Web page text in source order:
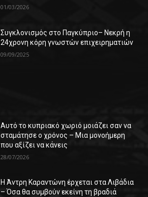
01/03/2026
Συγκλονισμός στο Παγκύπριο– Νεκρή η
24χρονη κόρη γνωστών επιχειρηματιών
09/09/2025
Αυτό το κυπριακό χωριό μοιάζει σαν να
σταμάτησε ο χρόνος – Μια μονοήμερη
που αξίζει να κάνεις
28/07/2026
Η Άντρη Καραντώνη έρχεται στα Λιβάδια
– Όσα θα συμβούν εκείνη τη βραδιά